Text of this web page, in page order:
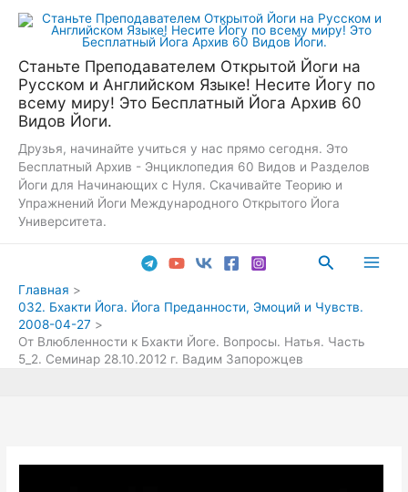
Перейти
Станьте Преподавателем Открытой Йоги на
Русском и Английском Языке! Несите Йогу по
всему миру! Это Бесплатный Йога Архив 60
Видов Йоги.
Друзья, начинайте учиться у нас прямо сегодня. Это
Бесплатный Архив - Энциклопедия 60 Видов и Разделов
Йоги для Начинающих с Нуля. Скачивайте Теорию и
Упражнений Йоги Международного Открытого Йога
Университета.
Поиск
Главная
032. Бхакти Йога. Йога Преданности, Эмоций и Чувств.
2008-04-27
От Влюбленности к Бхакти Йоге. Вопросы. Натья. Часть
5_2. Семинар 28.10.2012 г. Вадим Запорожцев